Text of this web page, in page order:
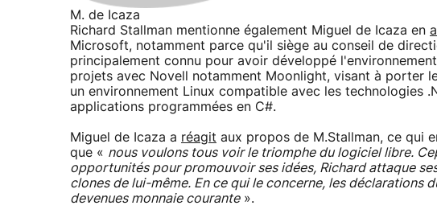
M. de Icaza
Richard Stallman mentionne également Miguel de Icaza en
Microsoft, notamment parce qu'il siège au conseil de
principalement connu pour avoir développé
projets avec Novell notamment Moonlight, visant à porter
un environnement Linux compatible avec les technologies
applications programmées en C#.
Miguel de Icaza a réagit aux propos de M.Stallman, ce qui
que « nous voulons tous voir le triomphe du logiciel libre.
opportunités pour promouvoir ses idées, Richard attaque
clones de lui-même. En ce qui le concerne, les déclarations
devenues monnaie courante».